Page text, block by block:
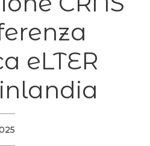
eLTER